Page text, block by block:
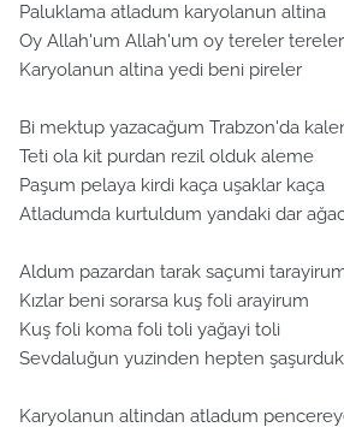
Paluklama atladum karyolanun altina
Oy Allah'um Allah'um oy tereler tereler
Karyolanun altina yedi beni pireler
Bi mektup yazacağum Trabzon'da
Teti ola kit purdan rezil olduk aleme
Paşum pelaya kirdi kaça uşaklar kaça
Atladumda kurtuldum yandaki dar
Aldum pazardan tarak saçumi
Kızlar beni sorarsa kuş foli arayirum
Kuş foli koma foli toli yağayi toli
Sevdaluğun yuzinden hepten
Karyolanun altindan atladum